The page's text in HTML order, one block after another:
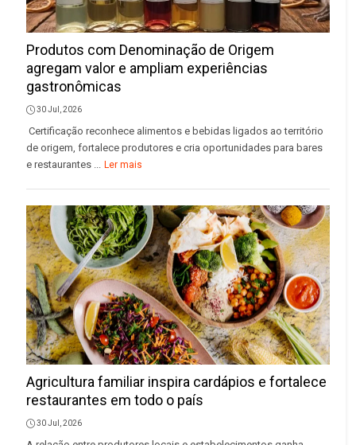
Produtos com Denominação de Origem
agregam valor e ampliam experiências
gastronômicas
30 Jul, 2026
Certificação reconhece alimentos e bebidas ligados ao território
de origem, fortalece produtores e cria oportunidades para bares
e restaurantes ... Ler mais
Agricultura familiar inspira cardápios e fortalece
restaurantes em todo o país
30 Jul, 2026